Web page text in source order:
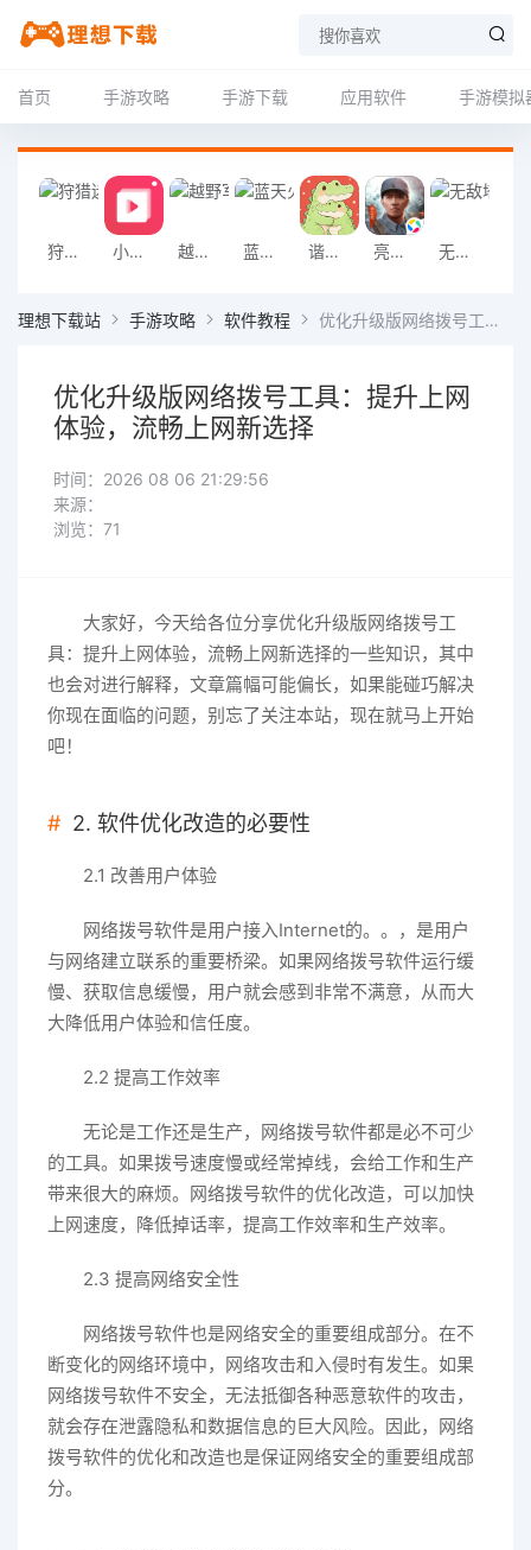
首页 手游攻略 手游下载 应用软件 手游模拟
狩猎迷城恐龙大战游戏 小影记app 越野军事卡车司机游戏 蓝天火龙传奇安卓版 谐音梗游戏 亮剑2026官方版 无敌塔防王游戏
理想下载站 手游攻略 软件教程 优化升级版网络拨号工具：提升上网体验，流畅上网新选择
优化升级版网络拨号工具：提升上网
体验，流畅上网新选择
时间：2026 08 06 21:29:56
来源：
浏览：71
大家好，今天给各位分享优化升级版网络拨号工
具：提升上网体验，流畅上网新选择的一些知识，其中
也会对进行解释，文章篇幅可能偏长，如果能碰巧解决
你现在面临的问题，别忘了关注本站，现在就马上开始
吧！
2. 软件优化改造的必要性
2.1 改善用户体验
网络拨号软件是用户接入Internet的。。，是用户
与网络建立联系的重要桥梁。如果网络拨号软件运行缓
慢、获取信息缓慢，用户就会感到非常不满意，从而大
大降低用户体验和信任度。
2.2 提高工作效率
无论是工作还是生产，网络拨号软件都是必不可少
的工具。如果拨号速度慢或经常掉线，会给工作和生产
带来很大的麻烦。网络拨号软件的优化改造，可以加快
上网速度，降低掉话率，提高工作效率和生产效率。
2.3 提高网络安全性
网络拨号软件也是网络安全的重要组成部分。在不
断变化的网络环境中，网络攻击和入侵时有发生。如果
网络拨号软件不安全，无法抵御各种恶意软件的攻击，
就会存在泄露隐私和数据信息的巨大风险。因此，网络
拨号软件的优化和改造也是保证网络安全的重要组成部
分。